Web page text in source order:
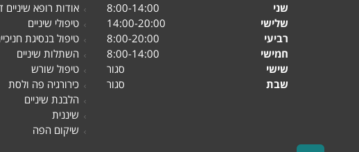
שני
8:00-14:00
שלישי
14:00-20:00
רביעי
8:00-20:00
חמישי
8:00-14:00
שישי
סגור
שבת
סגור
אודות רופא שיניים
טיפולי שיניים
טיפול בנסיגת
השתלות שיניים
טיפול שורש
כירורגיה פה ולסת
הלבנת שיניים
שיננית
שיקום הפה